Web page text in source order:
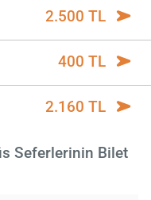
2.500 TL
400 TL
2.160 TL
Seferlerinin Bilet